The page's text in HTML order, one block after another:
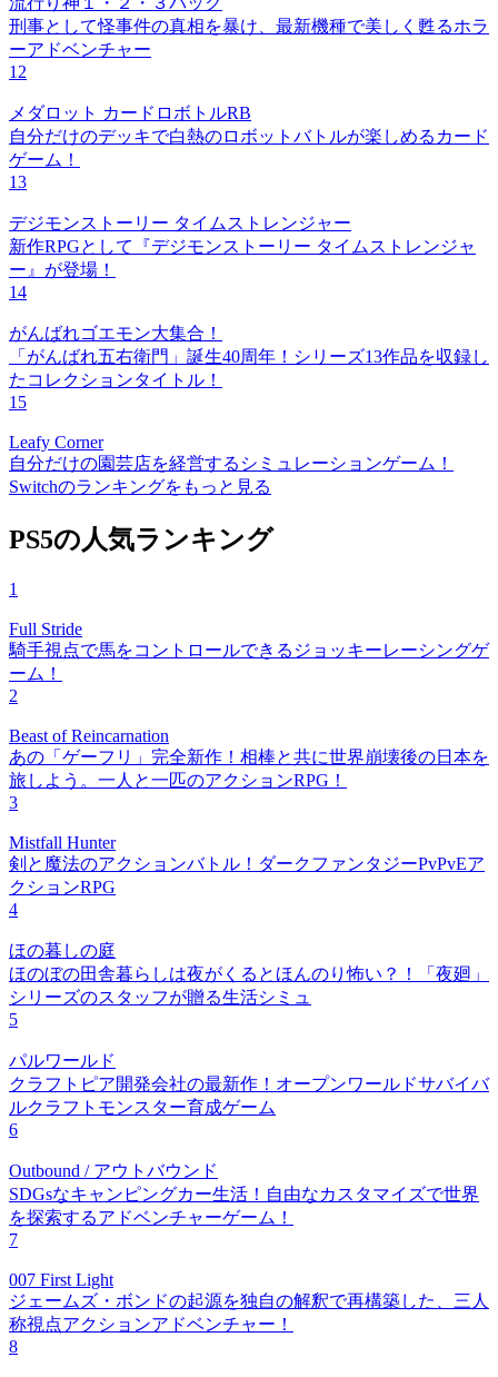
刑事として怪事件の真相を暴け、最新機種で美しく甦るホラ
ーアドベンチャー
12
メダロット カードロボトルRB
自分だけのデッキで白熱のロボットバトルが楽しめるカード
ゲーム！
13
デジモンストーリー タイムストレンジャー
新作RPGとして『デジモンストーリー タイムストレンジャ
ー』が登場！
14
がんばれゴエモン大集合！
「がんばれ五右衛門」誕生40周年！シリーズ13作品を収録し
たコレクションタイトル！
15
Leafy Corner
自分だけの園芸店を経営するシミュレーションゲーム！
Switchのランキングをもっと見る
PS5の人気ランキング
1
Full Stride
騎手視点で馬をコントロールできるジョッキーレーシングゲ
ーム！
2
Beast of Reincarnation
あの「ゲーフリ」完全新作！相棒と共に世界崩壊後の日本を
旅しよう。一人と一匹のアクションRPG！
3
Mistfall Hunter
剣と魔法のアクションバトル！ダークファンタジーPvPvEア
クションRPG
4
ほの暮しの庭
ほのぼの田舎暮らしは夜がくるとほんのり怖い？！「夜廻」
シリーズのスタッフが贈る生活シミュ
5
パルワールド
クラフトピア開発会社の最新作！オープンワールドサバイバ
ルクラフトモンスター育成ゲーム
6
Outbound / アウトバウンド
SDGsなキャンピングカー生活！自由なカスタマイズで世界
を探索するアドベンチャーゲーム！
7
007 First Light
ジェームズ・ボンドの起源を独自の解釈で再構築した、三人
称視点アクションアドベンチャー！
8